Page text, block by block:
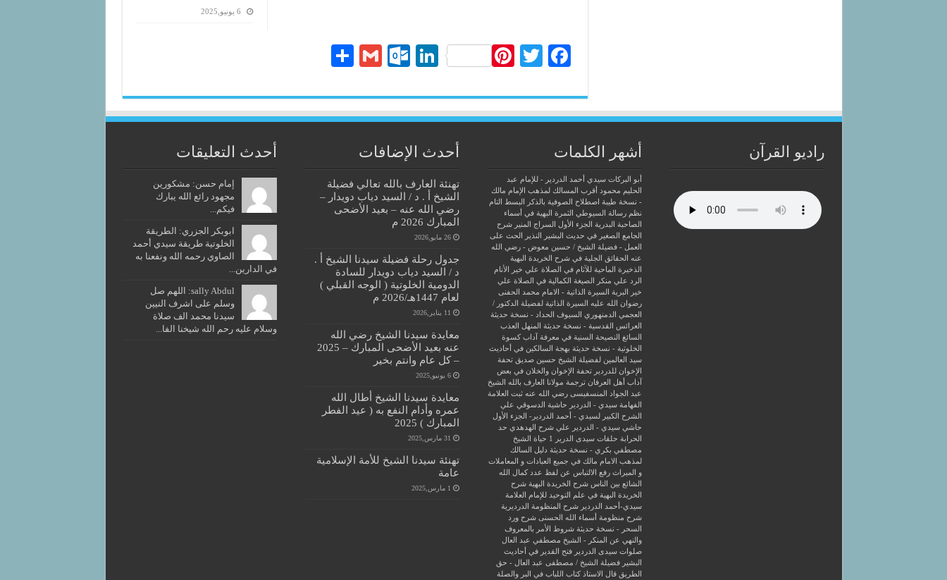
6 يونيو,2025
Fa
bo
ok
T
tte
r
er
es
Li
ed
In
O
lo
ok
.c
o
m
G
ail
re
راديو القرآن أشهر الكلمات
أبو البركات سيدي أحمد الدردير - للإمام عبد
الحليم محمود
أقرب المسالك لمذهب الإمام مالك
- نسخة طيبة اصطلاح الصوفية بالذكر
البسط التام
نظم رسالة السيوطي
الثمرة البهية في أسماء
الصاحبة البدرية
الجزء الأول السراج المنير شرح
الجامع الصغير في حديث البشير النذير
الحث على
العمل - فضيلة الشيخ / حسين معوض - رضي الله
عنه
الحقائق الجلية في شرح الخريدة البهية
الذخيرة الماحية للآثام في الصلاة علي خير الأنام
الرد علي منكر الصيغة الكمالية في الصلاة علي
خير البرية
السيرة الذاتية - الامام محمد الحفنى
رضوان الله عليه
السيرة الذاتية لفضيلة الدكتور /
العجمي الدمنهوري
السيوف الحداد - نسخة حديثة
العرائس القدسية - نسخة حديثة
المنهل العذب
السائغ
النصيحة السنية في معرفة آداب كسوة
الخلوتية - نسخة حديثة بهجة السالكين في أحاديث
سيد العالمين لفضيلة الشيخ حسين صديق
تحفة
الإخوان للدردير تحفة الإخوان والخلان في بعض
آداب أهل العرفان ترجمة مولانا العارف بالله الشيخ
عبد الجواد المنسفيسى رضي الله عنه ثبت العلامة
الفهامة سيدي - الدردير
حاشية الدسوقي علي
الشرح الكبير لسيدي - أحمد الدردير- الجزء الأول
حاشي سيدي - الدردير علي شرح الهدهدي حد
الحرابة حلقات سيدى الدرير 1
حياة الشيخ
مصطفي بكري - نسخة حديثة دليل السالك
لمذهب الامام مالك في جميع العبادات و المعاملات
و الميراث رفع الالتباس عن لفظ عدد كمال الله
الشائع بين الناس شرح الخريدة البهية شرح
الخريدة البهية في علم التوحيد للإمام العلامة
سيدي-أحمد الدردير شرح المنظومة الدرديرية
شرح منظومة أسماء الله الحسنى شرح ورد
السحر - نسخة حديثة شروط الأمر بالمعروف
والنهي عن المنكر - الشيخ مصطفي عبد العال
صلوات سيدى الدردير فتح القدير في أحاديث
البشير فضيلة الشيخ / مصطفى عبد العال - حق
الطريق
قال الاستاذ كتاب اللباب في البر والصلة
أحدث الإضافات
تهنئة العارف بالله تعالي فضيلة
الشيخ أ . د / السيد دياب دويدار –
رضي الله عنه – بعيد الأضحى
المبارك 2026 م
26 مايو,2026
جدول رحلة فضيلة سيدنا الشيخ أ .
د / السيد دياب دويدار للسادة
الدومية الخلوتية ( الوجه القبلي )
لعام 1447هـ/2026 م
11 يناير,2026
معايدة سيدنا الشيخ رضي الله
عنه بعيد الأضحى المبارك – 2025
– كل عام وانتم بخير
6 يونيو,2025
معايدة سيدنا الشيخ أطال الله
عمره وأدام النفع به ( عيد الفطر
المبارك ) 2025
31 مارس,2025
تهنئة سيدنا الشيخ للأمة الإسلامية
عامة
1 مارس,2025
أحدث التعليقات
إمام حسن: مشكورين
مجهود رائع الله يبارك
فيكم...
ابوبكر الجزري: الطريقة
الخلوتية طريقة سيدي أحمد
الصاوي رحمه الله ونفعنا به
في الدارين...
sally Abdul: اللهم صل
وسلم على اشرف النيين
سيدنا محمد الف صلاة
وسلام عليه رحم الله شيخنا الفا...